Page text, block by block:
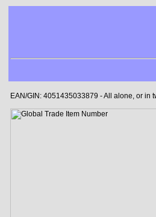
EAN/GIN: 4051435033879 - All alone, or